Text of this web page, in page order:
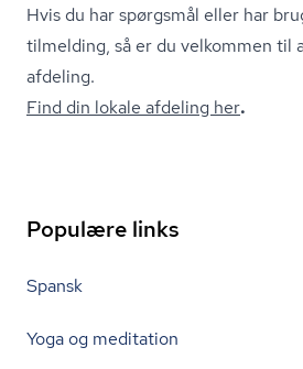
Hvis du har spørgsmål eller har
tilmelding, så er du velkommen til
afdeling.
Find din lokale afdeling her.
Populære links
Spansk
Yoga og meditation